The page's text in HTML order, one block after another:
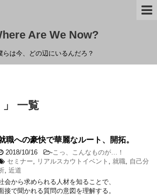
Are We Now?
らは今、どの辺にいるんだろ？
」 一覧
職への豪快で華麗なルート、開拓。
2018/10/16 - こっ、こんなものが…！
セミナー
リアルスカウトイベント 就職
自己分
近道
会から求められる人材を知ることで、
接で聞かれる質問の意図を理解する。